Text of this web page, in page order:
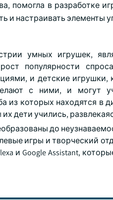
помогла в разработке
и настраивать элементы
умных игрушек,
популярности
и детские игрушки,
с ними, и могут
которых находятся в
дети учились,
до
игры и творческий
и Google Assistant,